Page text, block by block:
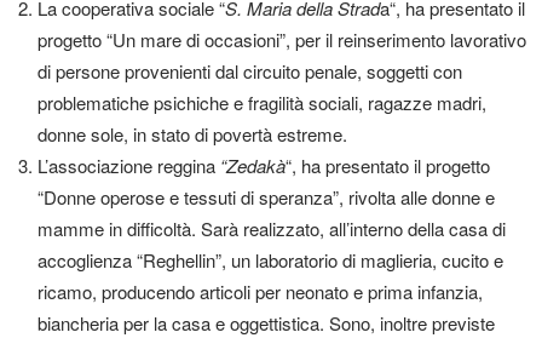
La cooperativa sociale “S. Maria della Strada“, ha presentato il
progetto “Un mare di occasioni”, per il reinserimento lavorativo
di persone provenienti dal circuito penale, soggetti con
problematiche psichiche e fragilità sociali, ragazze madri,
donne sole, in stato di povertà estreme.
L’associazione reggina “Zedakà“, ha presentato il progetto
“Donne operose e tessuti di speranza”, rivolta alle donne e
mamme in difficoltà. Sarà realizzato, all’interno della casa di
accoglienza “Reghellin”, un laboratorio di maglieria, cucito e
ricamo, producendo articoli per neonato e prima infanzia,
biancheria per la casa e oggettistica. Sono, inoltre previste